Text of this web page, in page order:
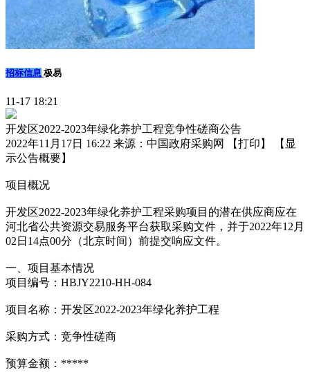
招标信息 极易
11-17 18:21
开发区2022-2023年绿化养护工程竞争性磋商公告
2022年11月17日 16:22 来源：中国政府采购网 【打印】 【显
示公告概要】
项目概况
开发区2022-2023年绿化养护工程采购项目的潜在供应商应在
河北省公共资源交易服务平台获取采购文件，并于2022年12月
02日14点00分（北京时间）前提交响应文件。
一、项目基本情况
项目编号：HBJY2210-HH-084
项目名称：开发区2022-2023年绿化养护工程
采购方式：竞争性磋商
预算金额：*****